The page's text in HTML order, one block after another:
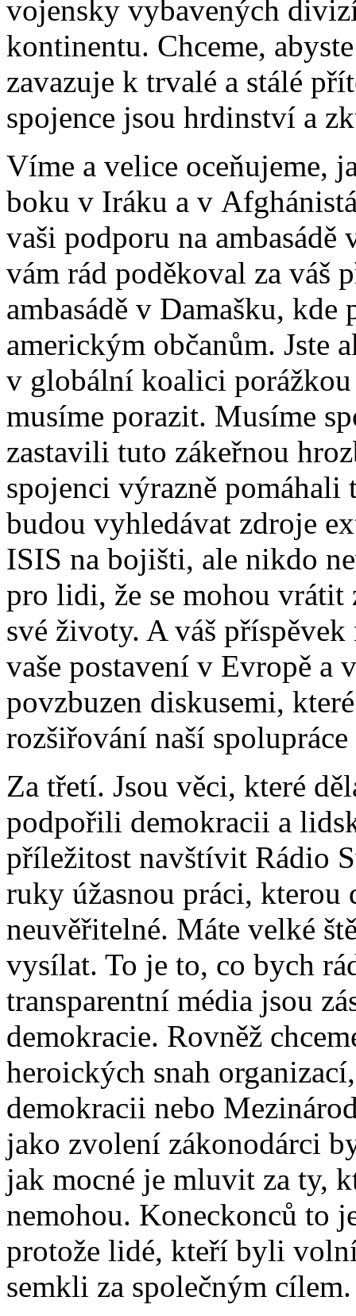
vojensky vybavených
kontinentu. Chceme,
zavazuje k trvalé a stálé
spojence jsou hrdinství a
Víme a velice oceňujeme,
boku v Iráku a v
vaši podporu na
vám rád poděkoval za váš
ambasádě v Damašku,
americkým občanům. Jste
v globální koalici
musíme porazit. Musíme
zastavili tuto zákeřnou
spojenci výrazně
budou vyhledávat zdroje
ISIS na bojišti, ale nikdo
pro lidi, že se mohou vrátit
své životy. A váš
vaše postavení v Evropě a
povzbuzen diskusemi,
rozšiřování naší
Za třetí. Jsou věci, které
podpořili demokracii a
příležitost navštívit Rádio
ruky úžasnou práci,
neuvěřitelné. Máte velké
vysílat. To je to, co bych
transparentní média jsou
demokracie. Rovněž
heroických snah
demokracii nebo
jako zvolení zákonodárci
jak mocné je mluvit za ty,
nemohou. Koneckonců to
protože lidé, kteří byli
semkli za společným cílem.